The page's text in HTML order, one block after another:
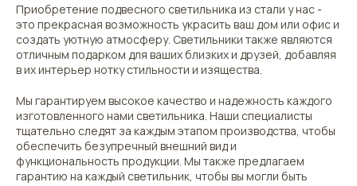
Приобретение подвесного светильника из стали у нас -
это прекрасная возможность украсить ваш дом или офис и
создать уютную атмосферу. Светильники также являются
отличным подарком для ваших близких и друзей, добавляя
в их интерьер нотку стильности и изящества.
Мы гарантируем высокое качество и надежность каждого
изготовленного нами светильника. Наши специалисты
тщательно следят за каждым этапом производства, чтобы
обеспечить безупречный внешний вид и
функциональность продукции. Мы также предлагаем
гарантию на каждый светильник, чтобы вы могли быть